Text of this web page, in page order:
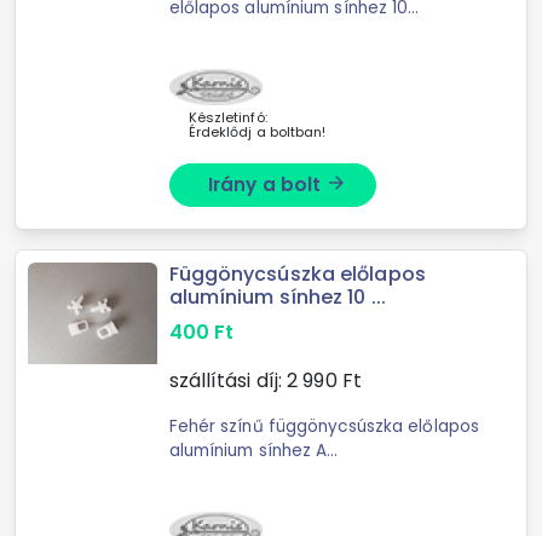
előlapos alumínium sínhez 10
alumínium sínbe, míg a nem klikk-es
társai esetében ...
Készletinfó:
Érdeklődj a boltban!
Irány a bolt arrow_forward
Függönycsúszka előlapos
alumínium sínhez 10 ...
400 Ft
szállítási díj: 2 990Ft
Fehér színű függönycsúszka előlapos
alumínium sínhez A
pluszban megvásárolni.) A sín